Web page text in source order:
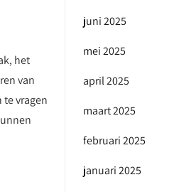
het
van
vragen
juni 2025
mei 2025
april 2025
maart 2025
februari 2025
januari 2025